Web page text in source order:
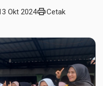
Okt 2024printCetak